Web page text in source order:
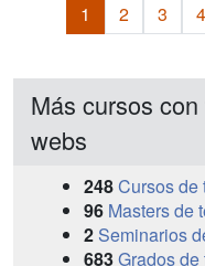
1 2 3 4
Más cursos con
webs
248Cursos de
96 Masters de
2 Seminarios
683Grados de